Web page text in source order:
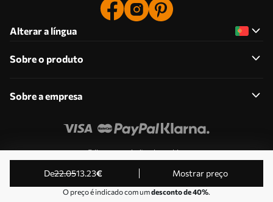
de22.0513.23€ Mostrar preço
O preço é indicado com umdesconto de 40%.
Alterar a língua
Sobre o produto
Sobre a empresa
Edite as permissões de cookies
© 2011-2026 Uwalls . Todos os direitos reservados.
Operado por KLW Sp. z o.o. VAT ID: PL9223057591.